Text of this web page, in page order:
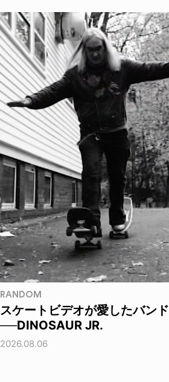
RANDOM
スケートビデオが愛したバンド
──DINOSAUR JR.
2026.08.06